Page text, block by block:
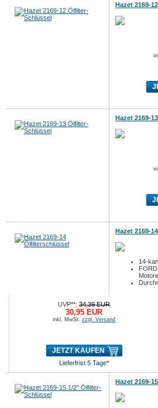
Hazet 2169-
Hazet 2169-
Hazet 2169-
14-
UVP**:34,39 EUR
30,95 EUR
inkl. MwSt.zzgl. Versand
JETZT KAUFEN
Lieferfrist 5 Tage*
Hazet 2169-